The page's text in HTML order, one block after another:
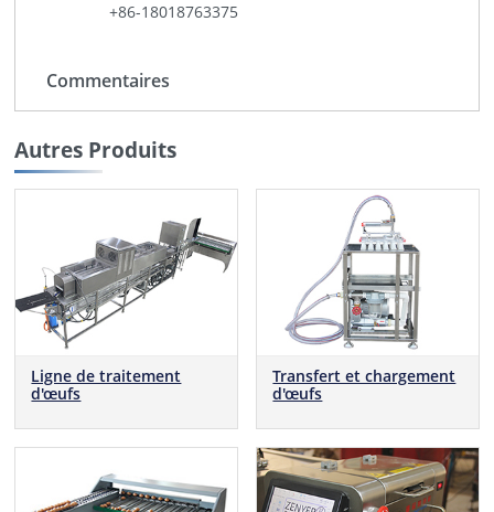
+86-18018763375
Commentaires
Autres Produits
Ligne de traitement
d'œufs
Transfert et chargement
d'œufs